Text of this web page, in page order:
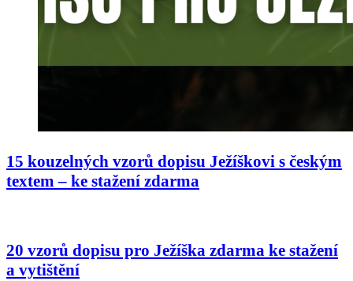
15 kouzelných vzorů dopisu Ježíškovi s českým
textem – ke stažení zdarma
20 vzorů dopisu pro Ježíška zdarma ke stažení
a vytištění